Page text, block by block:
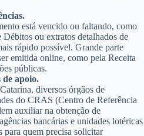
está vencido ou faltando, como
ou extratos detalhados de
rápido possível. Grande parte
emitida online, como pela Receita
públicas.
de apoio.
diversos órgãos de
do CRAS (Centro de Referência
auxiliar na obtenção de
bancárias e unidades lotéricas
para quem precisa solicitar